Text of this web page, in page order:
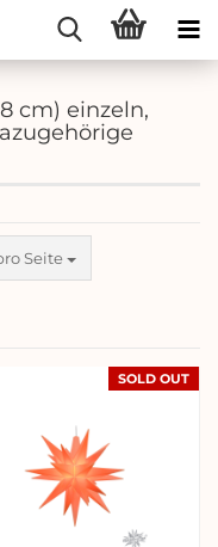
cm) einzeln,
Seite
Seite
SOLD OUT